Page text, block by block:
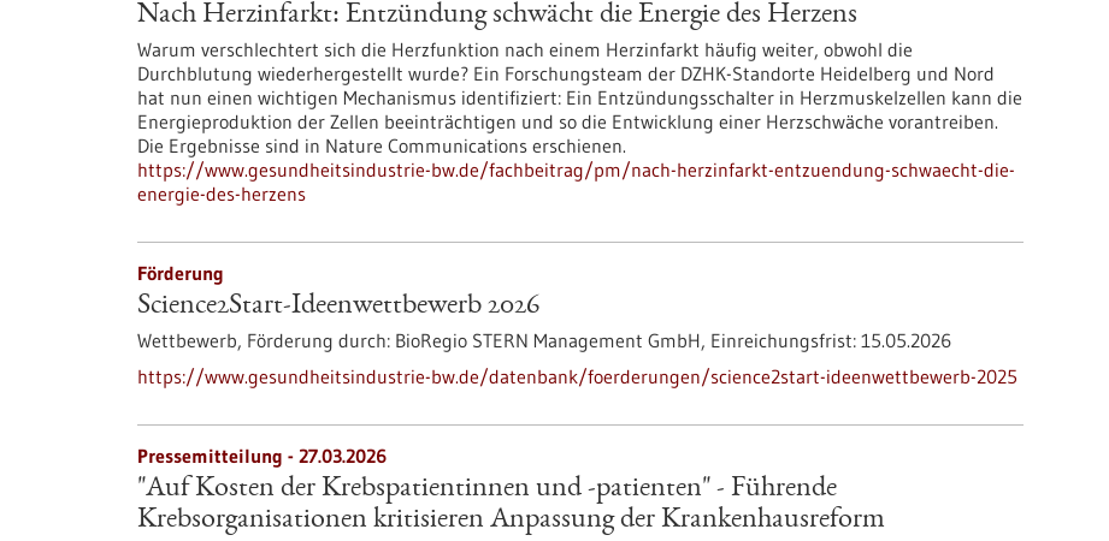
Nach Herzinfarkt: Entzündung schwächt die Energie des Herzens
Warum verschlechtert sich die Herzfunktion nach einem Herzinfarkt häufig weiter, obwohl die
Durchblutung wiederhergestellt wurde? Ein Forschungsteam der DZHK-Standorte Heidelberg und Nord
hat nun einen wichtigen Mechanismus identifiziert: Ein Entzündungsschalter in Herzmuskelzellen kann die
Energieproduktion der Zellen beeinträchtigen und so die Entwicklung einer Herzschwäche vorantreiben.
Die Ergebnisse sind in Nature Communications erschienen.
https://www.gesundheitsindustrie-bw.de/fachbeitrag/pm/nach-herzinfarkt-entzuendung-schwaecht-die-
energie-des-herzens
Förderung
Science2Start-Ideenwettbewerb 2026
Wettbewerb, Förderung durch: BioRegio STERN Management GmbH, Einreichungsfrist: 15.05.2026
https://www.gesundheitsindustrie-bw.de/datenbank/foerderungen/science2start-ideenwettbewerb-2025
Pressemitteilung - 27.03.2026
"Auf Kosten der Krebspatientinnen und -patienten" - Führende
Krebsorganisationen kritisieren Anpassung der Krankenhausreform